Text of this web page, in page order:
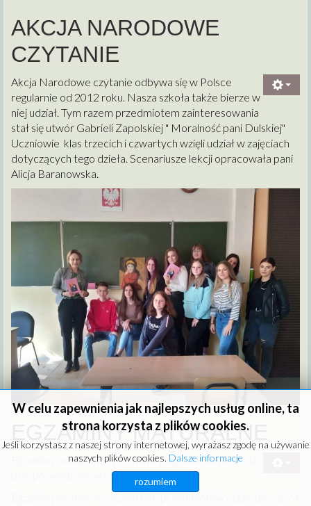
AKCJA NARODOWE
CZYTANIE
Akcja Narodowe czytanie odbywa się w Polsce
regularnie od 2012 roku. Nasza szkoła także bierze w
niej udział. Tym razem przedmiotem zainteresowania
stał się utwór Gabrieli Zapolskiej " Moralność pani Dulskiej"
Uczniowie klas trzecich i czwartych wzięli udział w zajęciach
dotyczących tego dzieła. Scenariusze lekcji opracowała pani
Alicja Baranowska.
EGZAMINY MATURALNE
Egzaminy maturalne w terminie poprawkowym będą
przeprowadzane w naszej szkole.
W celu zapewnienia jak najlepszych usług online, ta
strona korzysta z plików cookies.
Jeśli korzystasz z naszej strony internetowej, wyrażasz zgodę na używanie
naszych plików cookies. Dalsze informacje
rozumiem